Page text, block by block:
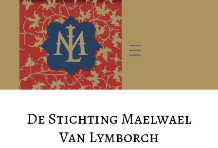
De Stichting Maelwael
Van Lymborch